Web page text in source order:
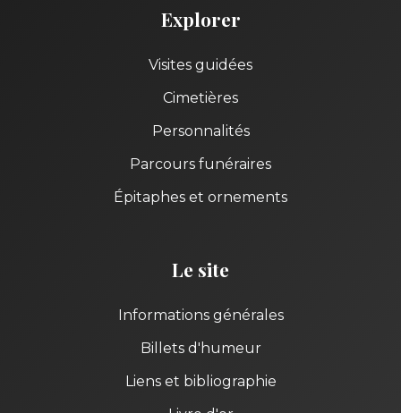
Explorer
Visites guidées
Cimetières
Personnalités
Parcours funéraires
Épitaphes et ornements
Le site
Informations générales
Billets d'humeur
Liens et bibliographie